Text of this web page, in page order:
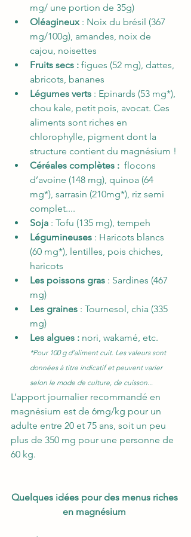
mg/ une portion de 35g)
Oléagineux : Noix du brésil (367
mg/100g), amandes, noix de
cajou, noisettes
Fruits secs : figues (52 mg), dattes,
abricots, bananes
Légumes verts : Epinards (53 mg*),
chou kale, petit pois, avocat. Ces
aliments sont riches en
chlorophylle, pigment dont la
structure contient du magnésium !
Céréales complètes : flocons
d’avoine (148 mg), quinoa (64
mg*), sarrasin (210mg*), riz semi
complet....
Soja : Tofu (135 mg), tempeh
Légumineuses : Haricots blancs
(60 mg*), lentilles, pois chiches,
haricots
Les poissons gras : Sardines (467
mg)
Les graines : Tournesol, chia (335
mg)
Les algues : nori, wakamé, etc.
*Pour 100 g d’aliment cuit. Les valeurs sont
données à titre indicatif et peuvent varier
selon le mode de culture, de cuisson...
L’apport journalier recommandé en
magnésium est de 6mg/kg pour un
adulte entre 20 et 75 ans, soit un peu
plus de 350 mg pour une personne de
60 kg.
Quelques idées pour des menus riches
en magnésium